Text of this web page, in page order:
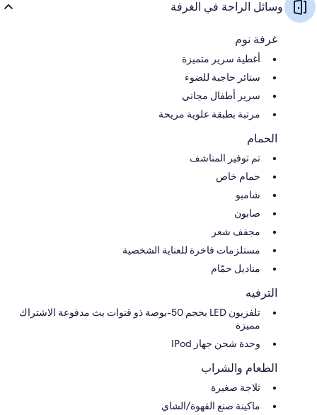
وسائل الراحة في الغرفة
غرفة نوم
أغطية سرير متميزة
ستائر حاجبة للضوء
سرير أطفال مجاني
مرتبة بطبقة علوية مريحة
الحمام
تم توفير المناشف
حمام خاص
شامبو
صابون
مجفف شعر
مستلزمات فاخرة للعناية الشخصية
مناديل حمّام
الترفيه
تلفزيون LED بحجم 50-بوصة ذو قنوات بث مدفوعة الاشتراك
مميزة
وحدة شحن جهاز IPod
الطعام والشراب
ثلاجة صغيرة
ماكينة صنع القهوة/الشاي